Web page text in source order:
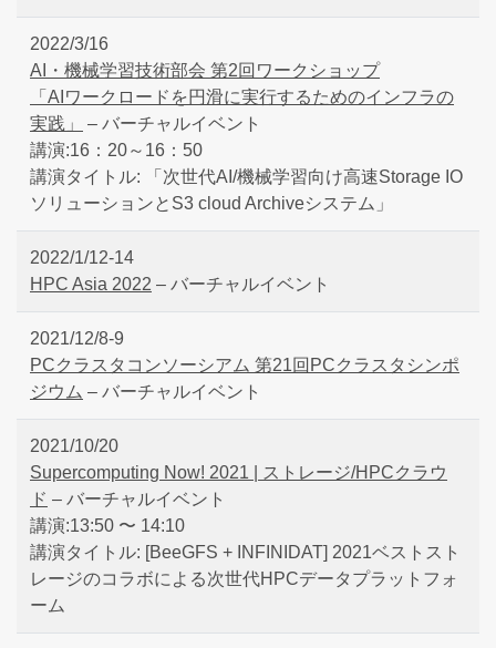
2022/3/16
AI・機械学習技術部会 第2回ワークショップ
「AIワークロードを円滑に実行するためのインフラの
実践」
– バーチャルイベント
講演:16：20～16：50
講演タイトル: 「次世代AI/機械学習向け高速Storage IO
ソリューションとS3 cloud Archiveシステム」
2022/1/12-14
HPC Asia 2022 – バーチャルイベント
2021/12/8-9
PCクラスタコンソーシアム 第21回PCクラスタシンポ
ジウム – バーチャルイベント
2021/10/20
Supercomputing Now! 2021 | ストレージ/HPCクラウ
ド – バーチャルイベント
講演:13:50 〜 14:10
講演タイトル: [BeeGFS + INFINIDAT] 2021ベストスト
レージのコラボによる次世代HPCデータプラットフォ
ーム